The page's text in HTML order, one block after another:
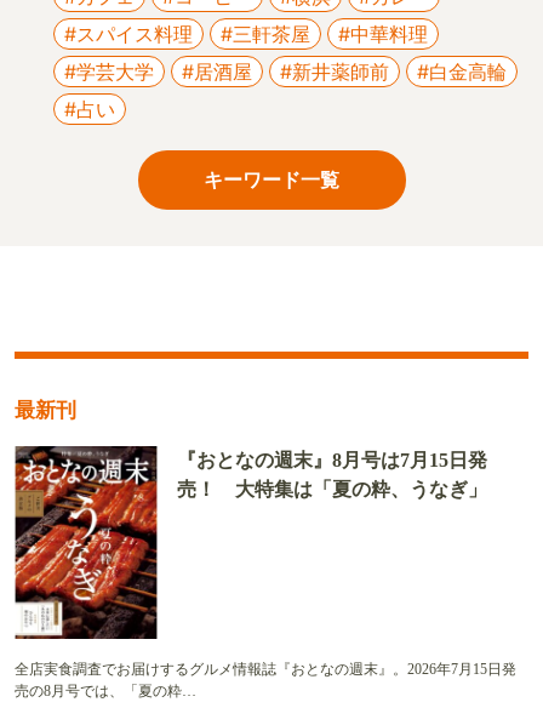
#スパイス料理
#三軒茶屋
#中華料理
#学芸大学
#居酒屋 #新井薬師前
#白金高輪
#占い
キーワード一覧
最新刊
『おとなの週末』8月号は7月15日発
売！ 大特集は「夏の粋、うなぎ」
全店実食調査でお届けするグルメ情報誌『おとなの週末』。2026年7月15日発
売の8月号では、「夏の粋…